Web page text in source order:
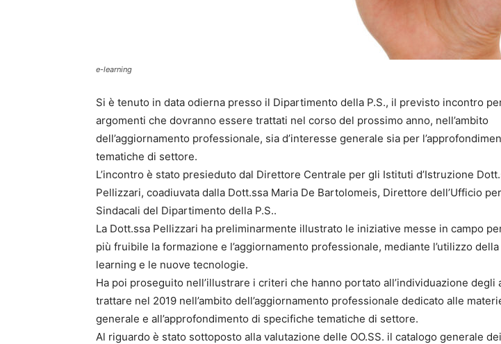
e-learning
Si è tenuto in data odierna presso il Dipartimento della P.S., il previsto incontro
argomenti che dovranno essere trattati nel corso del prossimo anno, nell’ambito
dell’aggiornamento professionale, sia d’interesse generale sia per
tematiche di settore.
L’incontro è stato presieduto dal Direttore Centrale per gli Istituti d’Istruzione
Pellizzari, coadiuvata dalla Dott.ssa Maria De Bartolomeis, Direttore dell’Ufficio
Sindacali del Dipartimento della P.S..
La Dott.ssa Pellizzari ha preliminarmente illustrato le iniziative messe in campo
più fruibile la formazione e l’aggiornamento professionale, mediante l’utilizzo
learning e le nuove tecnologie.
Ha poi proseguito nell’illustrare i criteri che hanno portato all’individuazione degli
trattare nel 2019 nell’ambito dell’aggiornamento professionale dedicato alle
generale e all’approfondimento di specifiche tematiche di settore.
Al riguardo è stato sottoposto alla valutazione delle OO.SS. il catalogo generale